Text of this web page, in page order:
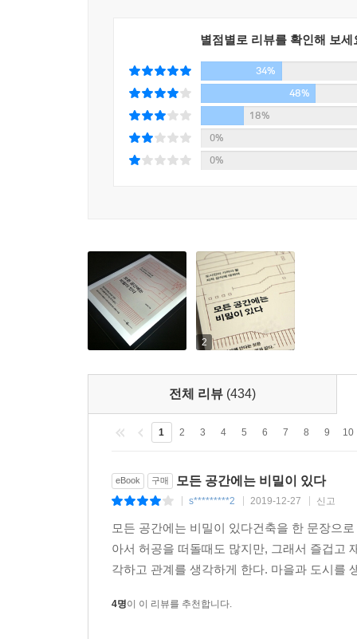
--- 「대체 불가능한 건축」중에서
우리는 타인이 만들어 낸 여행의 관습에서 벗어
스트를 만들 것인가. 우선 여행 계획에 대한 고정
하는 것이다. 그렇게 일정을 비운 하루 정도는 우
각해 보는 것이다. 나는 어떤 사람이며, 어떤 취
는지에 대해. 여행을 좋아하는지에 대해. 스스로
려 걸어 보는 작은 실천 하나면 충분하다. 답답한
다. 바닥의 블록이 어떤 모양인지, 버스 정류장은
걷는 사람들의 표정은 어떤지 말이다.
--- 「프레임 바깥의 세상」중에서
촉각으로 감각하는 건축은 이처럼 전위적인 형태
촉각으로 감각하는 건축이다. 오래된 성벽이나
로써 그것의 실체를 확인할 수 있다. 인류 최초의
을 수 있다.
다르지 않다. 단언컨대 건축은 특별하지 않다.
“개인의 경험에서 궁극의 대안으로”
도시가 감춘 비밀을 밝히기 위한 24개의 예리한 질
이 책은 일상의 건축을 쉽게 이해할 수 있도록
지지하는 태도를 밝힌다. 그는 “건축은 필연의 산
나아가야 할 방향에 대한 실마리를 제공한다.
또 다른 에피소드 ‘낡은 동아줄을 잡은 건축가
배려하지 않은 건축에 대해 꼬집는다. 그는 글
2장 「개인과 공간」에서는 미시적 영역인 공
자신의 클라이언트가 ‘심플하고 여백이 있으면
루브르박물관을 예로 들며, 원과 구체가 가진
드러나는 장이다.
3장은 「영감의 원천」은 공간과 건축에서 마주
모호한 단어가 어떤 형태를 갖고 우리의 눈을 뜨
아니라 모든 사람이 실생활에서 영감과 삶의 전환
별점별로 리뷰를 확인해 보세
34%
48%
18%
0%
0%
2
전체 리뷰 (434)
1 2 3 4 5 6 7 8 9 10
eBook 구매 모든 공간에는 비밀이 있다
s*********2 2019-12-27 신고
모든 공간에는 비밀이 있다건축을 한 문장으
아서 허공을 떠돌때도 많지만, 그래서 즐겁고
각하고 관계를 생각하게 한다. 마을과 도시를
4명이 이 리뷰를 추천합니다.